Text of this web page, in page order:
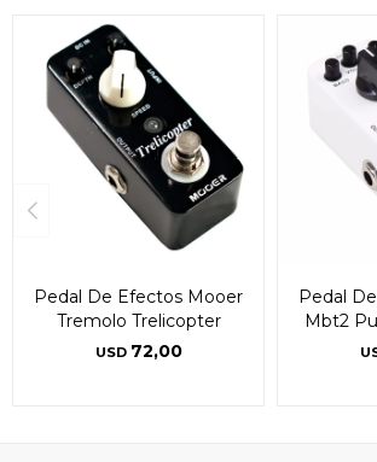
Pedal De Efectos Mooer
Tremolo Trelicopter
USD 72,00
Pedal
Mbt2